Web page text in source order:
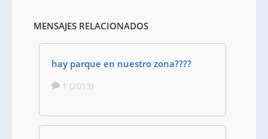
MENSAJES RELACIONADOS
hay parque en nuestro zona????
1 (2013)